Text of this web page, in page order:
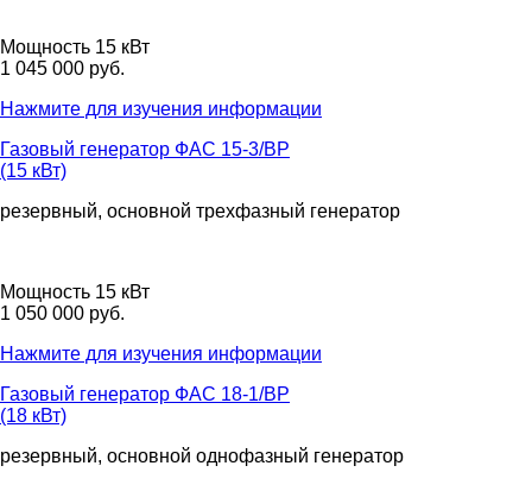
Мощность 15 кВт
1 045 000 руб.
Нажмите для изучения информации
Газовый генератор ФАС 15-3/ВР
(15 кВт)
резервный, основной трехфазный генератор
Мощность 15 кВт
1 050 000 руб.
Нажмите для изучения информации
Газовый генератор ФАС 18-1/ВР
(18 кВт)
резервный, основной однофазный генератор